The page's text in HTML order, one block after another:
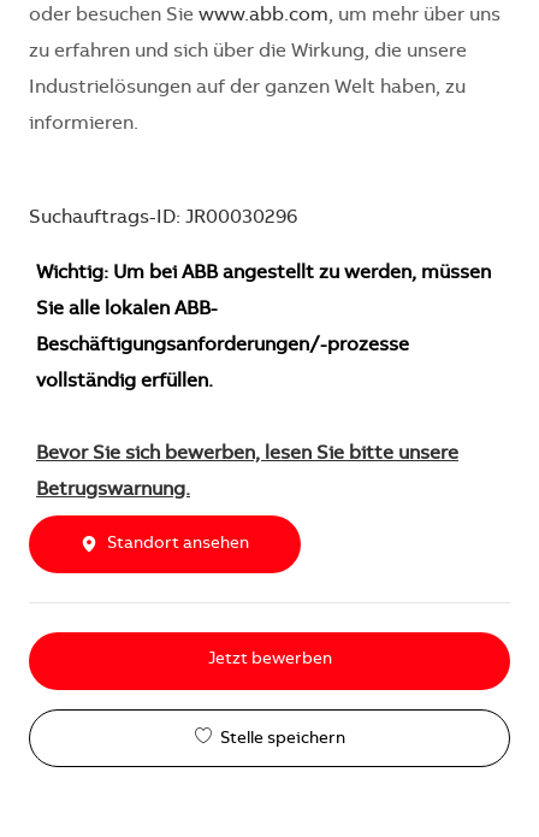
oder besuchen Sie www.abb.com, um mehr über uns
zu erfahren und sich über die Wirkung, die unsere
Industrielösungen auf der ganzen Welt haben, zu
informieren.
Suchauftrags-ID: JR00030296
Wichtig: Um bei ABB angestellt zu werden, müssen
Sie alle lokalen ABB-
Beschäftigungsanforderungen/-prozesse
vollständig erfüllen.
Bevor Sie sich bewerben, lesen Sie bitte unsere
Betrugswarnung.
Standort ansehen
Jetzt bewerben
Stelle speichern